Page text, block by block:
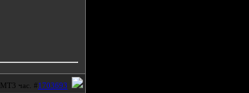
час. #1703693